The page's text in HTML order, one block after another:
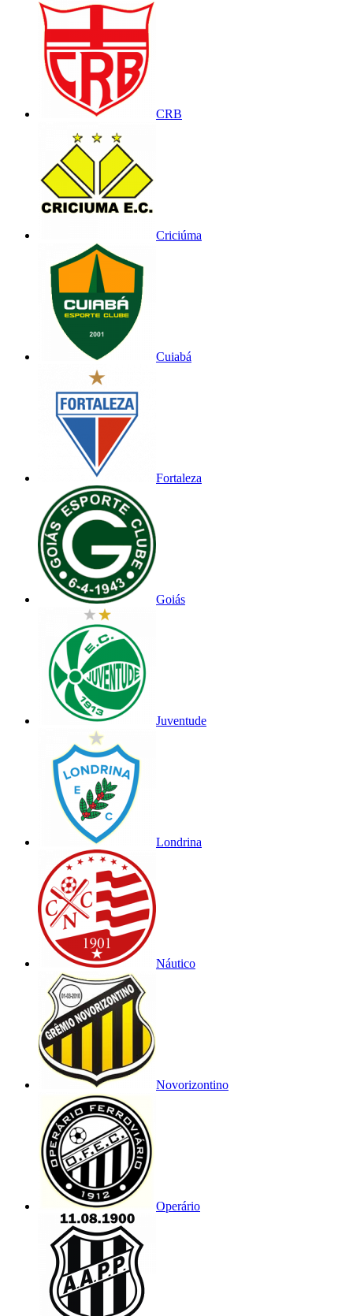
CRB
Criciúma
Cuiabá
Fortaleza
Goiás
Juventude
Londrina
Náutico
Novorizontino
Operário